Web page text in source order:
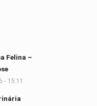
Felina –
- 15:11